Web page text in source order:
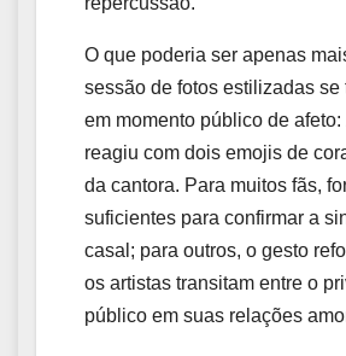
O que poderia ser apenas
sessão de fotos estilizadas se
em momento público de
reagiu com dois emojis de
da cantora. Para muitos fãs,
suficientes para confirmar a
casal; para outros, o gesto
os artistas transitam entre o
público em suas relações